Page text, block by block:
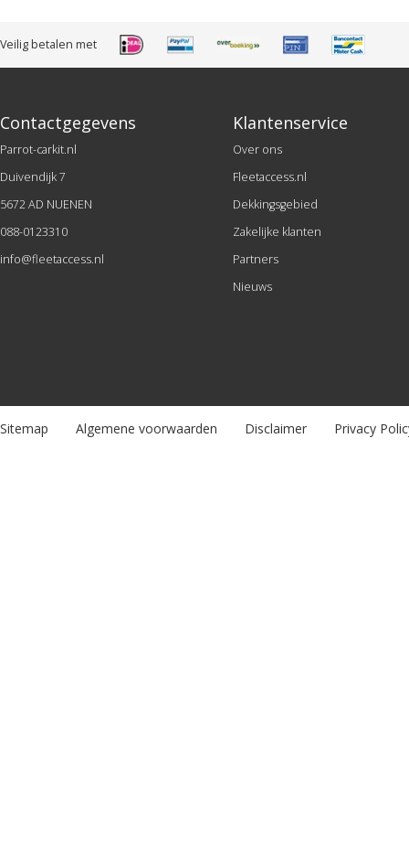
Veilig betalen met
Contactgegevens
Parrot-carkit.nl
Duivendijk 7
5672 AD NUENEN
088-0123310
info@fleetaccess.nl
Klantenservice
Over ons
Fleetaccess.nl
Dekkingsgebied
Zakelijke klanten
Partners
Nieuws
Sitemap Algemene voorwaarden Disclaimer Privacy